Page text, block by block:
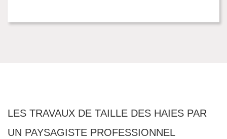
LES TRAVAUX DE TAILLE DES HAIES PAR
UN PAYSAGISTE PROFESSIONNEL